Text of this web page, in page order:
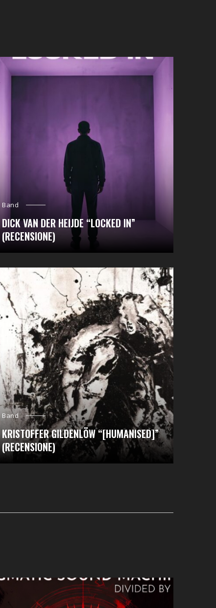
Band
DICK VAN DER HEIJDE “LOCKED IN”
(RECENSIONE)
Band
KRISTOFFER GILDENLÖW “[HUMANISED]”
(RECENSIONE)